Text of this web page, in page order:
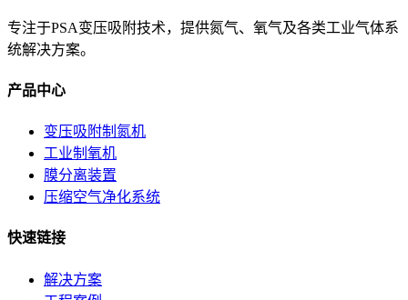
专注于PSA变压吸附技术，提供氮气、氧气及各类工业气体系
统解决方案。
产品中心
变压吸附制氮机
工业制氧机
膜分离装置
压缩空气净化系统
快速链接
解决方案